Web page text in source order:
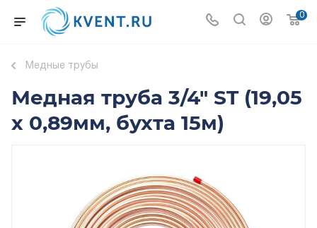
0
Медные трубы
Медная труба 3/4" ST (19,05
х 0,89мм, бухта 15м)